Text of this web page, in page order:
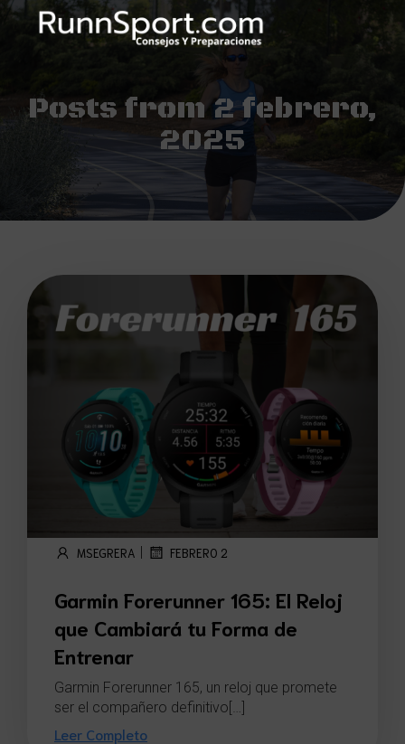
Posts from 2 febrero,
2025
MSEGRERA | FEBRERO 2
Garmin Forerunner 165: El Reloj
que Cambiará tu Forma de
Entrenar
Garmin Forerunner 165, un reloj que promete
ser el compañero definitivo[…]
Leer Completo